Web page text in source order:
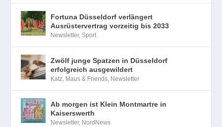
Fortuna Düsseldorf verlängert
Ausrüstervertrag vorzeitig bis 2033
Newsletter,Sport
Zwölf junge Spatzen in Düsseldorf
erfolgreich ausgewildert
Katz, Maus & Friends, Newsletter
Ab morgen ist Klein Montmartre in
Kaiserswerth
Newsletter, NordNews